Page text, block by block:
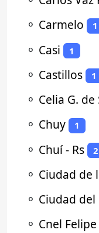
⚬ Carmelo 1
⚬ Casi 1
⚬ Castillos 1
⚬ Celia G. de
⚬ Chuy 1
⚬ Chuí - Rs 2
⚬ Ciudad de
⚬ Ciudad del
⚬ Cnel